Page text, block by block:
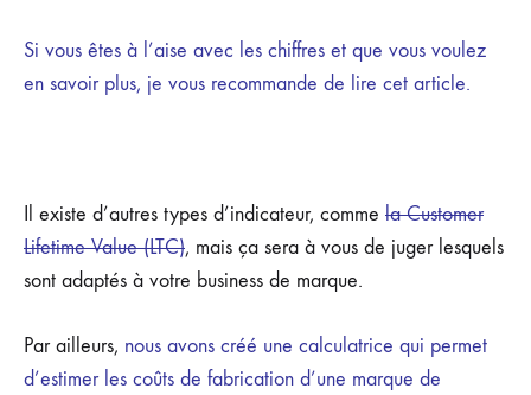
Si vous êtes à l’aise avec les chiffres et que vous voulez
en savoir plus, je vous recommande de lire cet article.
Il existe d’autres types d’indicateur, comme la Customer
Lifetime Value (LTC), mais ça sera à vous de juger lesquels
sont adaptés à votre business de marque.
Par ailleurs, nous avons créé une calculatrice qui permet
d’estimer les coûts de fabrication d’une marque de